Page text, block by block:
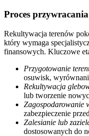
Proces
Rekultywacja terenów
który wymaga
finansowych. Kluczowe
Przygotowanie
osuwisk,
Rekultywacja
lub tworzenie
Zagospodarowanie
zabezpieczenie
Zalesianie lub
dostosowanych do